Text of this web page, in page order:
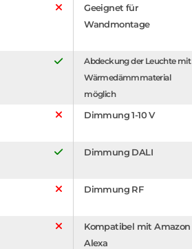
Geeignet für
Wandmontage
Abdeckung der Leuchte mit
Wärmedämmmaterial
möglich
Dimmung 1-10 V
Dimmung DALI
Dimmung RF
Kompatibel mit Amazon
Alexa